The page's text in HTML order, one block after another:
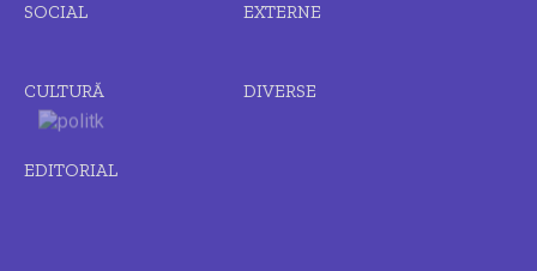
SOCIAL EXTERNE
CULTURĂ DIVERSE
EDITORIAL